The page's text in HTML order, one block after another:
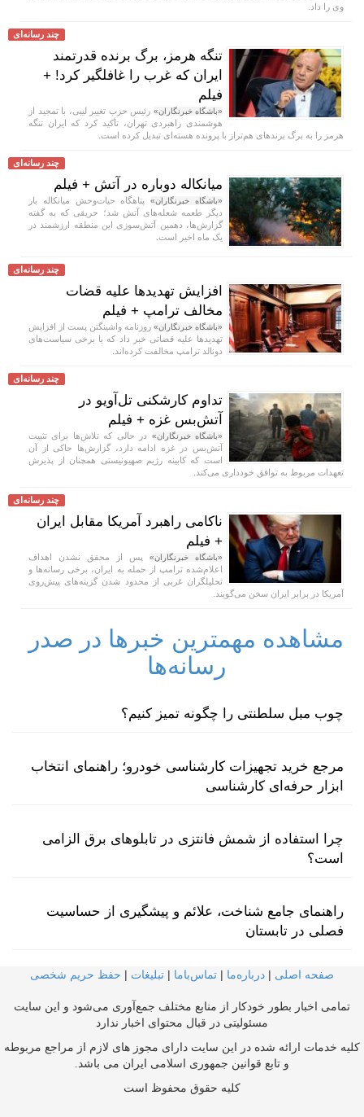
وی را داد.
چند رسانه‌ای
تنگه هرمز، برگ برنده قدرتمند
ایران که غرب را غافلگیر کرد! +
فیلم
«باشگاه خبرنگاران» رئیس حزب تغییر لیبی، با تمجید از
هوشمندی راهبردی تهران، تأکید کرد که ایران تنگه
هرمز را به برگ برند‌های هم‌تراز با پرونده هسته‌ای تبدیل کرده است.
چند رسانه‌ای
میانکاله دوباره در آتش + فیلم
«باشگاه خبرنگاران»پناهگاه حیات‌وحش میانکاله بار
دیگر طعمه شعله‌های آتش شد؛ حریقی که به گفته
گزارش‌ها، دهمین آتش‌سوزی این منطقه ارزشمند در
یک ماه اخیر است.
چند رسانه‌ای
افزایش تهدید‌ها علیه قضات
مخالف ترامپ + فیلم
«باشگاه خبرنگاران» روزنامه واشینگتن پست از افزایش
تهدید‌ها علیه قضاتی خبر داد که با برخی سیاست‌های
دونالد ترامپ مخالفت کرده‌اند.
چند رسانه‌ای
تداوم کارشکنی تل‌آویو در
آتش‌بس غزه + فیلم
«باشگاه خبرنگاران» در حالی که تلاش‌ها برای تثبیت
آتش‌بس در غزه ادامه دارد، گزارش‌ها حاکی از آن
است که کابینه رژیم صهیونیستی همچنان از پذیرش
تعهدات مربوط به توافق خودداری می‌کند.
چند رسانه‌ای
ناکامی راهبرد آمریکا مقابل ایران
+ فیلم
«باشگاه خبرنگاران» پس از محقق نشدن اهداف
اعلام‌شده ترامپ از حمله به ایران، برخی رسانه‌ها و
تحلیلگران غربی از محدود شدن گزینه‌های پیش‌روی
آمریکا در برابر ایران سخن می‌گویند.
مشاهده مهمترین خبرها در صدر
رسانه‌ها
چوب مبل سلطنتی را چگونه تمیز کنیم؟
مرجع خرید تجهیزات کارشناسی خودرو؛ راهنمای انتخاب
ابزار حرفه‌ای کارشناسی
چرا استفاده از شمش فانتزی در تابلوهای برق الزامی
است؟
راهنمای جامع شناخت، علائم و پیشگیری از حساسیت
فصلی در تابستان
صفحه اصلی | درباره‌ما | تماس‌با‌ما | تبلیغات | حفظ حریم شخصی
تمامی اخبار بطور خودکار از منابع مختلف جمع‌آوری می‌شود و این سایت
مسئولیتی در قبال محتوای اخبار ندارد
کلیه خدمات ارائه شده در این سایت دارای مجوز های لازم از مراجع مربوطه
و تابع قوانین جمهوری اسلامی ایران می باشد.
کلیه حقوق محفوظ است